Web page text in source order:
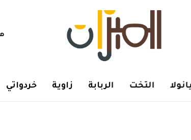
التخت الربابة زاوية خردواتي